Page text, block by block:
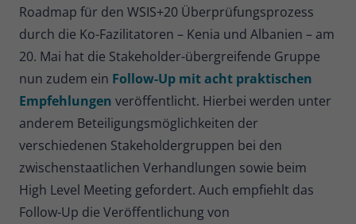
Roadmap für den WSIS+20 Überprüfungsprozess
durch die Ko-Fazilitatoren – Kenia und Albanien – am
20. Mai hat die Stakeholder-übergreifende Gruppe
nun zudem ein Follow-Up mit acht praktischen
Empfehlungen veröffentlicht. Hierbei werden unter
anderem Beteiligungsmöglichkeiten der
verschiedenen Stakeholdergruppen bei den
zwischenstaatlichen Verhandlungen sowie beim
High Level Meeting gefordert. Auch empfiehlt das
Follow-Up die Veröffentlichung von